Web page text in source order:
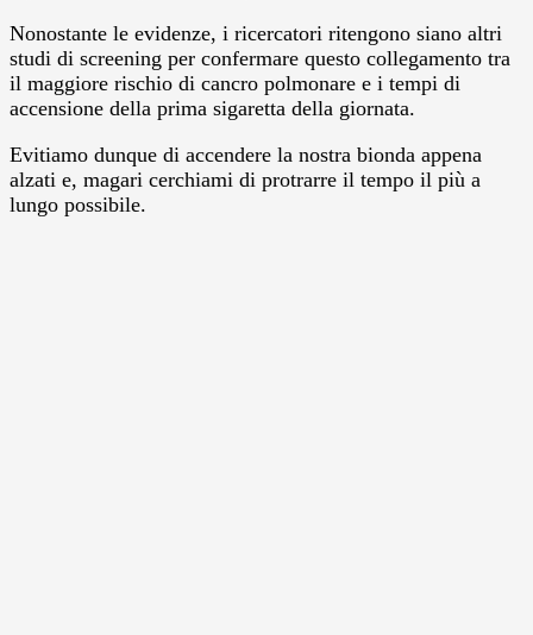
Nonostante le evidenze, i ricercatori ritengono siano altri
studi di screening per confermare questo collegamento tra
il maggiore rischio di cancro polmonare e i tempi di
accensione della prima sigaretta della giornata.
Evitiamo dunque di accendere la nostra bionda appena
alzati e, magari cerchiami di protrarre il tempo il più a
lungo possibile.